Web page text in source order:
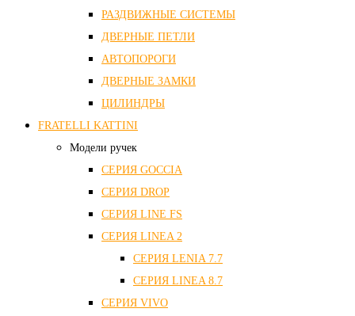
РАЗДВИЖНЫЕ СИСТЕМЫ
ДВЕРНЫЕ ПЕТЛИ
АВТОПОРОГИ
ДВЕРНЫЕ ЗАМКИ
ЦИЛИНДРЫ
FRATELLI KATTINI
Модели ручек
СЕРИЯ GOCCIA
СЕРИЯ DROP
СЕРИЯ LINE FS
СЕРИЯ LINEA 2
СЕРИЯ LENIA 7.7
СЕРИЯ LINEA 8.7
СЕРИЯ VIVO